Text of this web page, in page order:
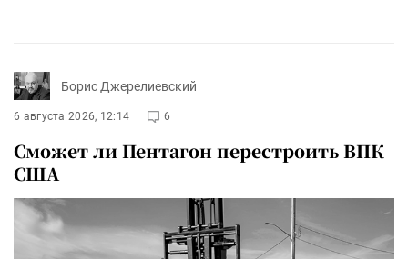
Борис Джерелиевский
6 августа 2026, 12:14 6
Сможет ли Пентагон перестроить ВПК
США